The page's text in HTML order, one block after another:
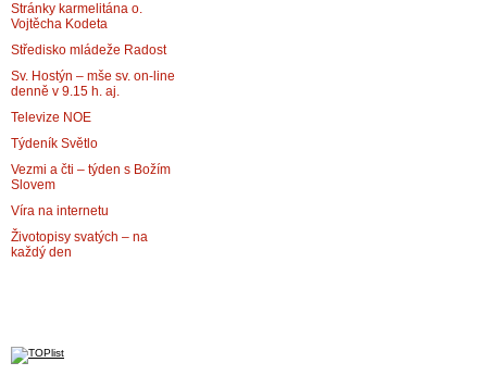
Stránky karmelitána o.
Vojtěcha Kodeta
Středisko mládeže Radost
Sv. Hostýn – mše sv. on-line
denně v 9.15 h. aj.
Televize NOE
Týdeník Světlo
Vezmi a čti – týden s Božím
Slovem
Víra na internetu
Životopisy svatých – na
každý den